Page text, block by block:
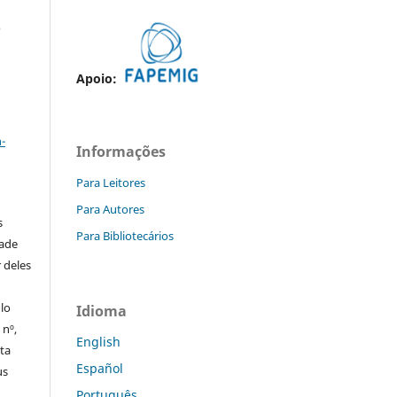
Apoio:
Informações
Para Leitores
Para Autores
Para Bibliotecários
Idioma
English
Español